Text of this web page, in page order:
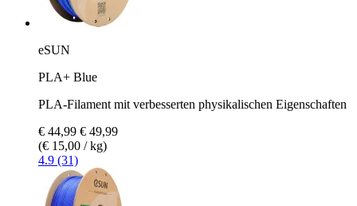
eSUN
PLA+ Blue
PLA-Filament mit verbesserten physikalischen Eigenschaften
€ 44,99 € 49,99
(€ 15,00 / kg)
4.9 (31)